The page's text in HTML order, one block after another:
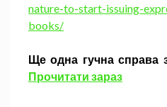
nature-to-start-issuing-
books/
Ще одна гучна справа
Прочитати зараз